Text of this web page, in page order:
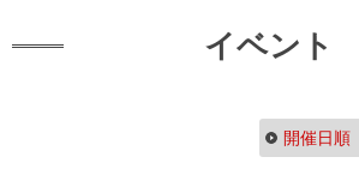
イベント
開催日順